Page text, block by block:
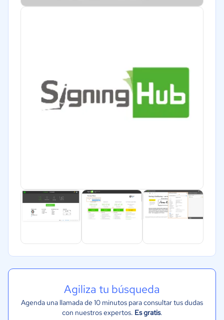
Agiliza tu búsqueda
Agenda una llamada de 10 minutos para consultar tus dudas
con nuestros expertos. Es gratis.